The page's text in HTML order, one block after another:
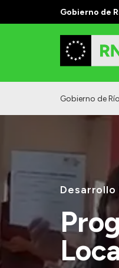
Gobierno de
Gobierno de
Desarrollo